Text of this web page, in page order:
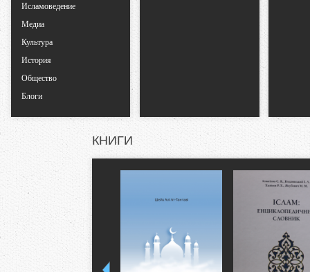
л
к
Исламоведение
Медиа
Культура
История
Общество
Блоги
КНИГИ